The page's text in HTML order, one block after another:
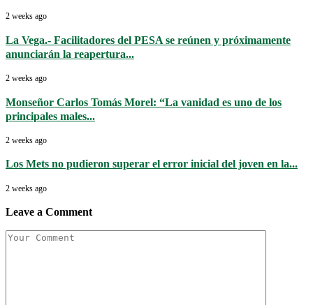
2 weeks ago
La Vega.- Facilitadores del PESA se reúnen y próximamente
anunciarán la reapertura...
2 weeks ago
Monseñor Carlos Tomás Morel: “La vanidad es uno de los
principales males...
2 weeks ago
Los Mets no pudieron superar el error inicial del joven en la...
2 weeks ago
Leave a Comment